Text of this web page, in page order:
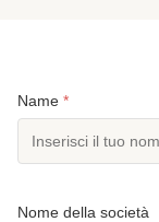
Name *
Nome della società